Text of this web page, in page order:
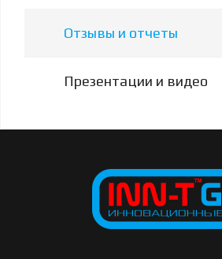
Отзывы и отчеты
Презентации и видео